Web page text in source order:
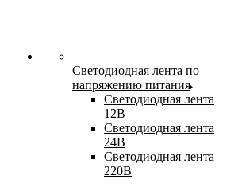
Светодиодная лента по
напряжению питания
Светодиодная лента
12В
Светодиодная лента
24В
Светодиодная лента
220В